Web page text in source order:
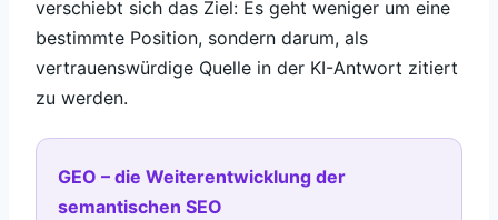
verschiebt sich das Ziel: Es geht weniger um eine
bestimmte Position, sondern darum, als
vertrauenswürdige Quelle in der KI-Antwort zitiert
zu werden.
GEO – die Weiterentwicklung der
semantischen SEO